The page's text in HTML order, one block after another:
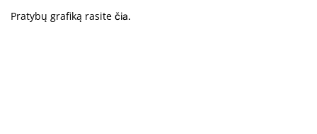
Pratybų grafiką rasite čia.